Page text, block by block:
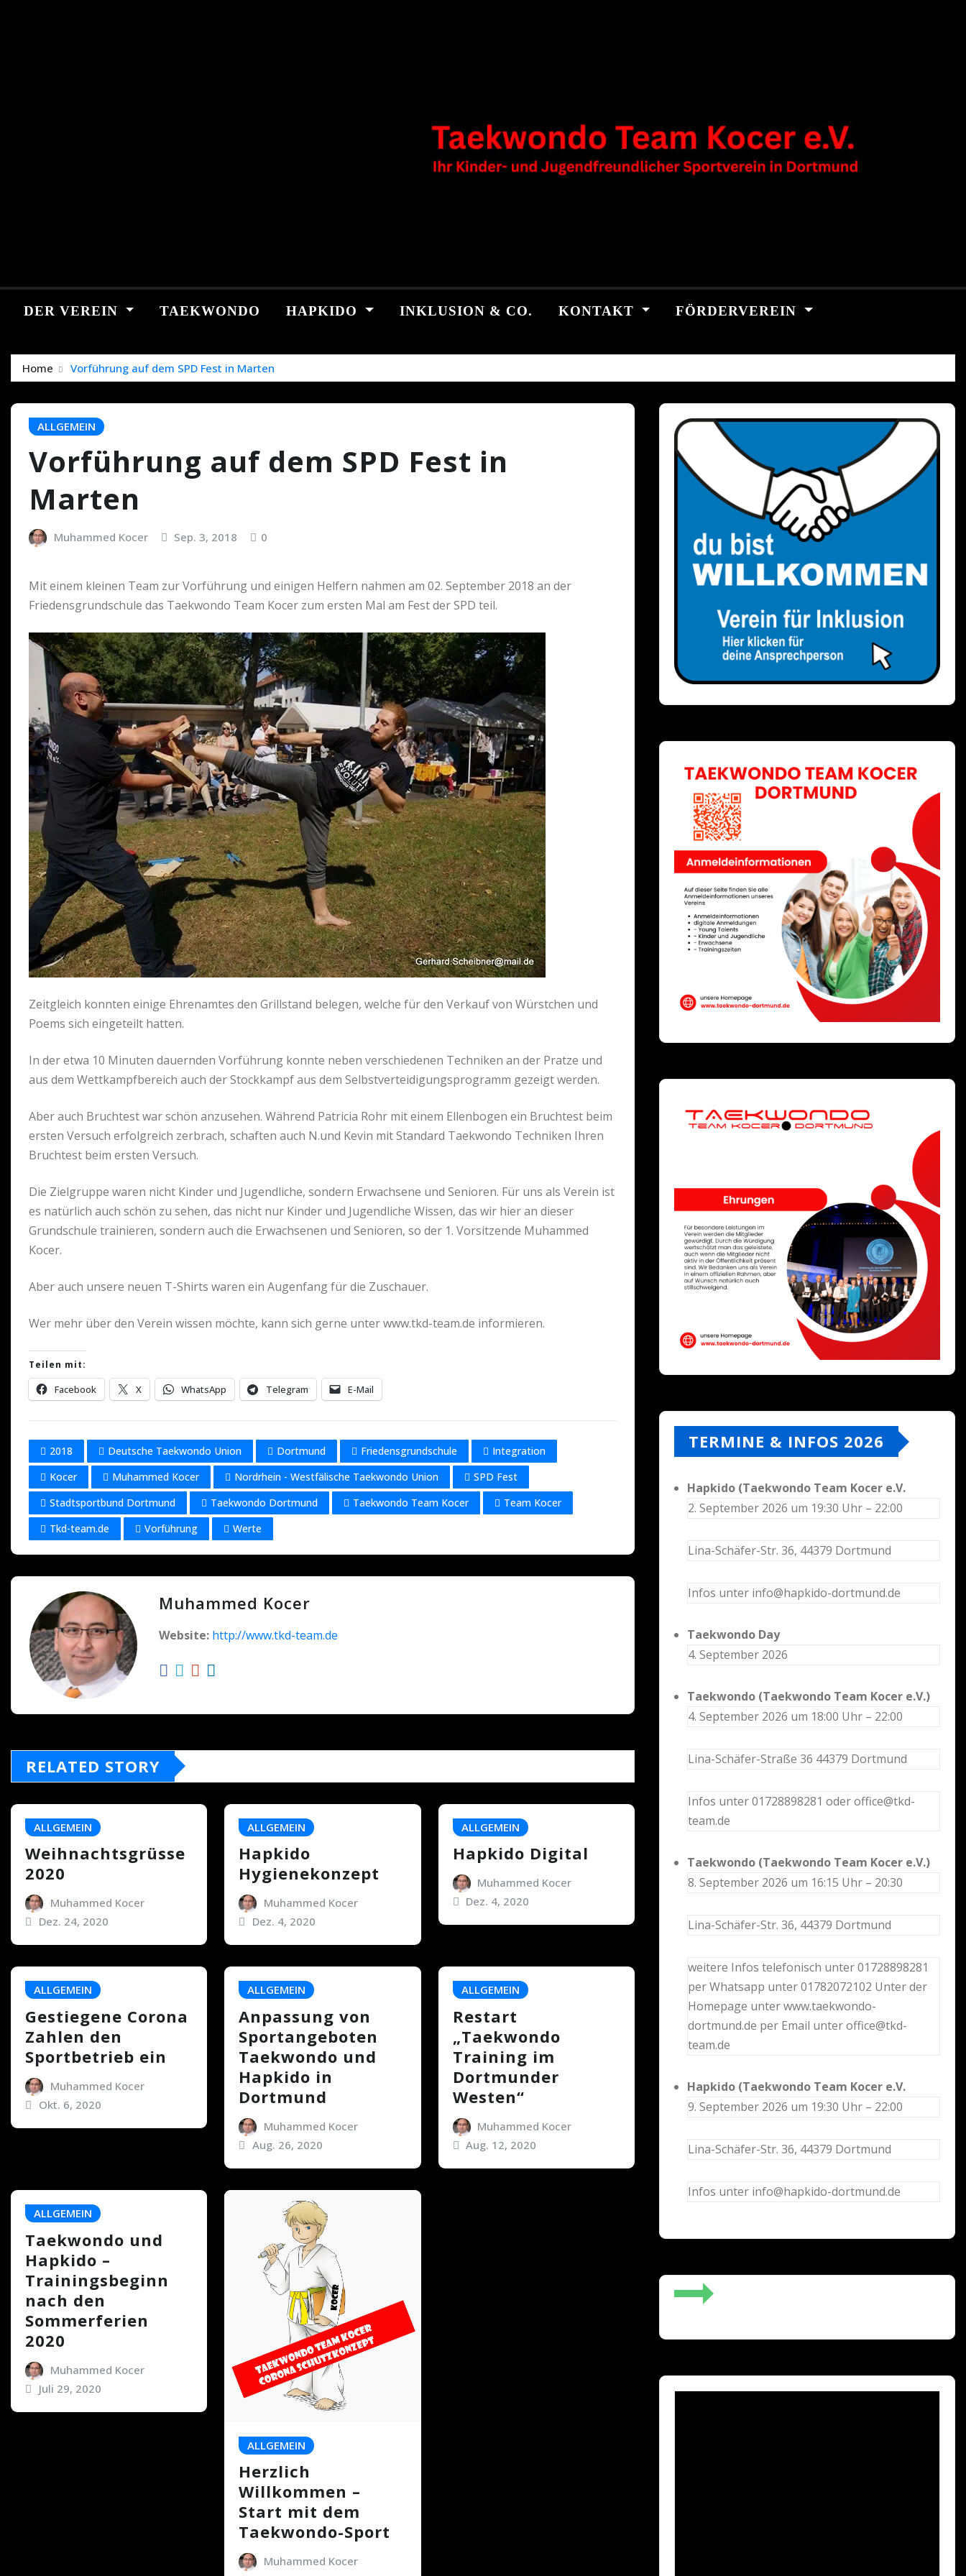
DER VEREIN TAEKWONDO HAPKIDO INKLUSION & CO. KONTAKT FÖRDERVEREIN
Home Vorführung auf dem SPD Fest in Marten
ALLGEMEIN
Vorführung auf dem SPD Fest in
Marten
Muhammed Kocer Sep. 3, 2018 0
Mit einem kleinen Team zur Vorführung und einigen Helfern nahmen am 02. September 2018 an der
Friedensgrundschule das Taekwondo Team Kocer zum ersten Mal am Fest der SPD teil.
Zeitgleich konnten einige Ehrenamtes den Grillstand belegen, welche für den Verkauf von Würstchen und
Poems sich eingeteilt hatten.
In der etwa 10 Minuten dauernden Vorführung konnte neben verschiedenen Techniken an der Pratze und
aus dem Wettkampfbereich auch der Stockkampf aus dem Selbstverteidigungsprogramm gezeigt werden.
Aber auch Bruchtest war schön anzusehen. Während Patricia Rohr mit einem Ellenbogen ein Bruchtest beim
ersten Versuch erfolgreich zerbrach, schaften auch N.und Kevin mit Standard Taekwondo Techniken Ihren
Bruchtest beim ersten Versuch.
Die Zielgruppe waren nicht Kinder und Jugendliche, sondern Erwachsene und Senioren. Für uns als Verein ist
es natürlich auch schön zu sehen, das nicht nur Kinder und Jugendliche Wissen, das wir hier an dieser
Grundschule trainieren, sondern auch die Erwachsenen und Senioren, so der 1. Vorsitzende Muhammed
Kocer.
Aber auch unsere neuen T-Shirts waren ein Augenfang für die Zuschauer.
Wer mehr über den Verein wissen möchte, kann sich gerne unter www.tkd-team.de informieren.
Teilen mit:
Facebook X WhatsApp Telegram E-Mail
2018 Deutsche Taekwondo Union Dortmund Friedensgrundschule
Integration
Kocer
Muhammed Kocer Nordrhein - Westfälische Taekwondo Union
SPD Fest
Stadtsportbund Dortmund
Taekwondo Dortmund Taekwondo Team Kocer
Team Kocer
Tkd-team.de
Vorführung Werte
Muhammed Kocer
Website: http://www.tkd-team.de
RELATED STORY
ALLGEMEIN
Weihnachtsgrüsse
2020
Muhammed Kocer
Dez. 24, 2020
ALLGEMEIN
Hapkido
Hygienekonzept
Muhammed Kocer
Dez. 4, 2020
ALLGEMEIN
Hapkido Digital
Muhammed Kocer
Dez. 4, 2020
ALLGEMEIN
Gestiegene Corona
Zahlen den
Sportbetrieb ein
Muhammed Kocer
Okt. 6, 2020
ALLGEMEIN
Anpassung von
Sportangeboten
Taekwondo und
Hapkido in
Dortmund
Muhammed Kocer
Aug. 26, 2020
ALLGEMEIN
Restart
„Taekwondo
Training im
Dortmunder
Westen“
Muhammed Kocer
Aug. 12, 2020
ALLGEMEIN
Taekwondo und
Hapkido –
Trainingsbeginn
nach den
Sommerferien
2020
Muhammed Kocer
Juli 29, 2020
ALLGEMEIN
Herzlich
Willkommen –
Start mit dem
Taekwondo-Sport
Muhammed Kocer
TERMINE & INFOS 2026
Hapkido (Taekwondo Team Kocer e.V.
2. September 2026 um 19:30 Uhr – 22:00
Lina-Schäfer-Str. 36, 44379 Dortmund
Infos unter info@hapkido-dortmund.de
Taekwondo Day
4. September 2026
Taekwondo (Taekwondo Team Kocer e.V.)
4. September 2026 um 18:00 Uhr – 22:00
Lina-Schäfer-Straße 36 44379 Dortmund
Infos unter 01728898281 oder office@tkd-
team.de
Taekwondo (Taekwondo Team Kocer e.V.)
8. September 2026 um 16:15 Uhr – 20:30
Lina-Schäfer-Str. 36, 44379 Dortmund
weitere Infos telefonisch unter 01728898281
per Whatsapp unter 01782072102 Unter der
Homepage unter www.taekwondo-
dortmund.de per Email unter office@tkd-
team.de
Hapkido (Taekwondo Team Kocer e.V.
9. September 2026 um 19:30 Uhr – 22:00
Lina-Schäfer-Str. 36, 44379 Dortmund
Infos unter info@hapkido-dortmund.de